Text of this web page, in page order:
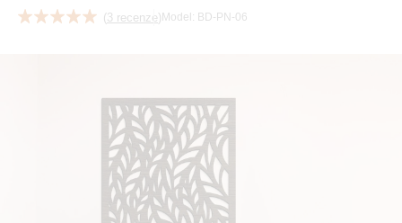
(3 recenze) Model: BD-PN-06